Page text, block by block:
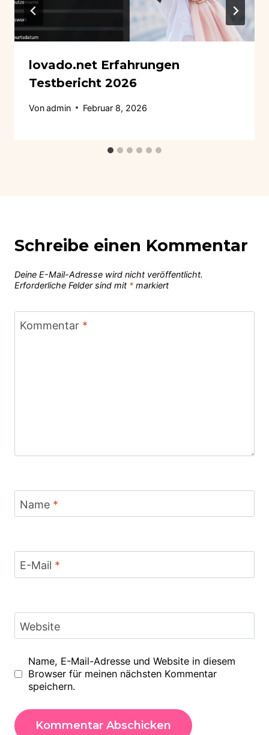
lovado.net Erfahrungen
Testbericht 2026
Vonadmin Februar 8, 2026
Schreibe einen Kommentar
Deine E-Mail-Adresse wird nicht veröffentlicht.
Erforderliche Felder sind mit * markiert
Kommentar *
Name *
E-Mail *
Website
Name, E-Mail-Adresse und Website in diesem
Browser für meinen nächsten Kommentar
speichern.